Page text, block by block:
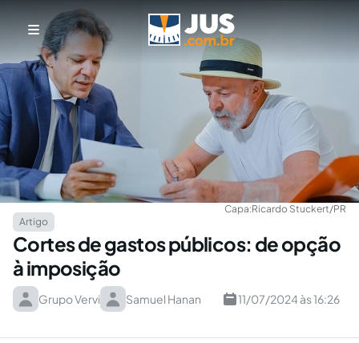
Capa:Ricardo Stuckert/PR
Artigo
Cortes de gastos públicos: de opção
à imposição
Grupo Vervi Samuel Hanan 11/07/2024 às 16:26